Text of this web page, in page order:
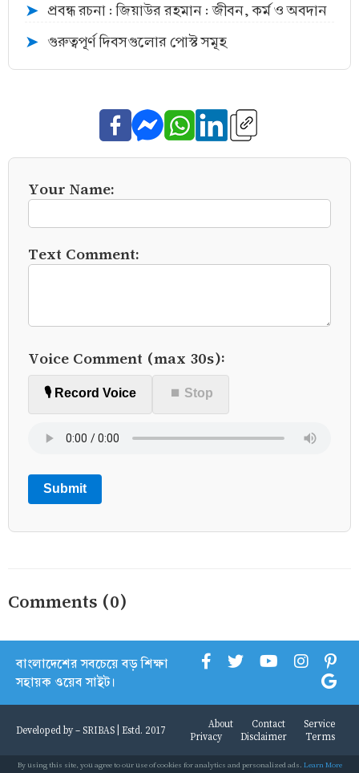
➤ প্রবন্ধ রচনা : জিয়াউর রহমান : জীবন, কর্ম ও অবদান
➤ গুরুত্বপূর্ণ দিবসগুলোর পোস্ট সমূহ
Your Name:
Text Comment:
Voice Comment (max 30s):
🎙️ Record Voice ⏹ Stop
Submit
Comments (0)
বাংলাদেশের সবচেয়ে বড় শিক্ষা
সহায়ক ওয়েব সাইট।
Developed by - SRIBAS | Estd. 2017 About Contact
Service
Privacy
Disclaimer Terms
By using this site, you agree to our use of cookies for analytics and personalized ads. Learn More